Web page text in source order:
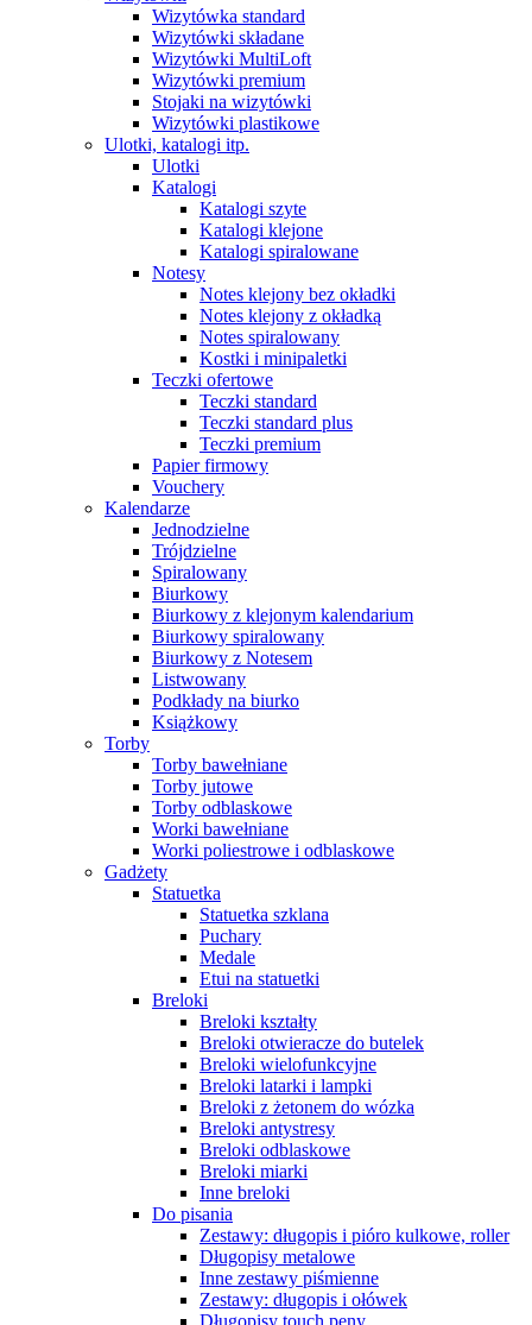
Wizytówka standard
Wizytówki składane
Wizytówki MultiLoft
Wizytówki premium
Stojaki na wizytówki
Wizytówki plastikowe
Ulotki, katalogi itp.
Ulotki
Katalogi
Katalogi szyte
Katalogi klejone
Katalogi spiralowane
Notesy
Notes klejony bez okładki
Notes klejony z okładką
Notes spiralowany
Kostki i minipaletki
Teczki ofertowe
Teczki standard
Teczki standard plus
Teczki premium
Papier firmowy
Vouchery
Kalendarze
Jednodzielne
Trójdzielne
Spiralowany
Biurkowy
Biurkowy z klejonym kalendarium
Biurkowy spiralowany
Biurkowy z Notesem
Listwowany
Podkłady na biurko
Książkowy
Torby
Torby bawełniane
Torby jutowe
Torby odblaskowe
Worki bawełniane
Worki poliestrowe i odblaskowe
Gadżety
Statuetka
Statuetka szklana
Puchary
Medale
Etui na statuetki
Breloki
Breloki kształty
Breloki otwieracze do butelek
Breloki wielofunkcyjne
Breloki latarki i lampki
Breloki z żetonem do wózka
Breloki antystresy
Breloki odblaskowe
Breloki miarki
Inne breloki
Do pisania
Zestawy: długopis i pióro kulkowe, roller
Długopisy metalowe
Inne zestawy piśmienne
Zestawy: długopis i ołówek
Długopisy touch peny